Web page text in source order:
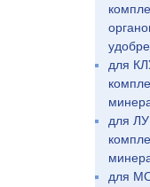
для
для
для